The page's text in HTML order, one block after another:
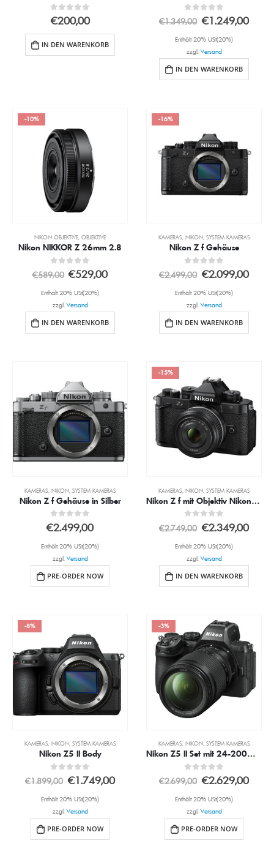
0out of 5
€200,00
IN DEN WARENKORB
0out of 5
€1.349,00 €1.249,00
Enthält 20% USt(20%)
zzgl.Versand
IN DEN WARENKORB
-10%
NIKON OBJEKTIVE OBJEKTIVE
Nikon NIKKOR Z 26mm 2.8
0 out of 5
€589,00 €529,00
Enthält 20% USt(20%)
zzgl.Versand
IN DEN WARENKORB
-16%
KAMERAS NIKON, SYSTEM KAMERAS
Nikon Z f Gehäuse
0 out of 5
€2.499,00 €2.099,00
Enthält 20% USt(20%)
zzgl.Versand
IN DEN WARENKORB
KAMERAS NIKON, SYSTEM KAMERAS
Nikon Z f Gehäuse in Silber
0out of 5
€2.499,00
Enthält 20% USt(20%)
zzgl.Versand
PRE-ORDER NOW
-15%
KAMERAS NIKON, SYSTEM KAMERAS
Nikon Z f mit Objektiv Nikon Z 40mm 2.0 (SE)
0 out of 5
€2.749,00 €2.349,00
Enthält 20% USt(20%)
zzgl.Versand
IN DEN WARENKORB
-8%
KAMERAS, NIKON, SYSTEM KAMERAS
Nikon Z5 II Body
0out of 5
€1.899,00 €1.749,00
Enthält 20% USt(20%)
zzgl.Versand
PRE-ORDER NOW
-3%
KAMERAS, NIKON, SYSTEM KAMERAS
Nikon Z5 II Set mit 24-200mm 4.0-6.3 VR Obj.
0out of 5
€2.699,00 €2.629,00
Enthält 20% USt(20%)
zzgl.Versand
PRE-ORDER NOW